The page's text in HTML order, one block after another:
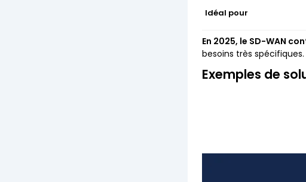
Idéal pour
En 2025, le SD-WAN
besoins très
Exemples de